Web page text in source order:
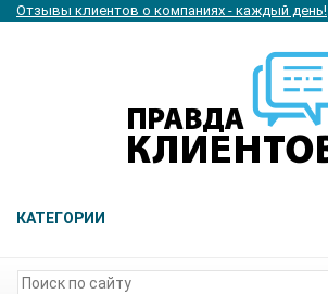
Отзывы клиентов о компаниях - каждый день!
КАТЕГОРИИ